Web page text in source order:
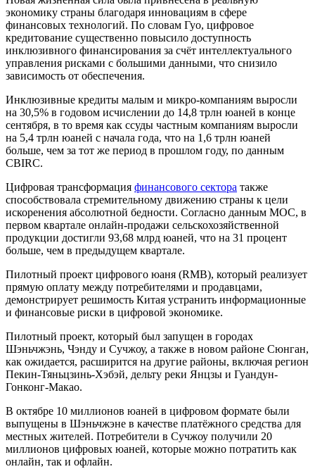
экономику страны благодаря инновациям в сфере
финансовых технологий. По словам Гуо, цифровое
кредитование существенно повысило доступность
инклюзивного финансирования за счёт интеллектуального
управления рисками с большими данными, что снизило
зависимость от обеспечения.
Инклюзивные кредиты малым и микро-компаниям выросли
на 30,5% в годовом исчислении до 14,8 трлн юаней в конце
сентября, в то время как ссуды частным компаниям выросли
на 5,4 трлн юаней с начала года, что на 1,6 трлн юаней
больше, чем за тот же период в прошлом году, по данным
CBIRC.
Цифровая трансформация финансового сектора также
способствовала стремительному движению страны к цели
искоренения абсолютной бедности. Согласно данным MOC, в
первом квартале онлайн-продажи сельскохозяйственной
продукции достигли 93,68 млрд юаней, что на 31 процент
больше, чем в предыдущем квартале.
Пилотный проект цифрового юаня (RMB), который реализует
прямую оплату между потребителями и продавцами,
демонстрирует решимость Китая устранить информационные
и финансовые риски в цифровой экономике.
Пилотный проект, который был запущен в городах
Шэньчжэнь, Чэнду и Сучжоу, а также в новом районе Сюнган,
как ожидается, расширится на другие районы, включая регион
Пекин-Тяньцзинь-Хэбэй, дельту реки Янцзы и Гуандун-
Гонконг-Макао.
В октябре 10 миллионов юаней в цифровом формате были
выпущены в Шэньчжэне в качестве платёжного средства для
местных жителей. Потребители в Сучжоу получили 20
миллионов цифровых юаней, которые можно потратить как
онлайн, так и офлайн.